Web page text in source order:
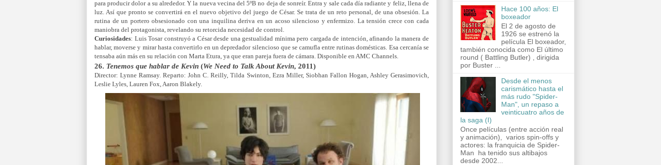
para producir dolor a su alrededor. Y la nueva vecina del 5ºB no deja de sonreír. Entra y sale cada día radiante y feliz, llena de
luz. Así que pronto se convertirá en el nuevo objetivo del juego de César. Se trata de un reto personal, de una obsesión. La
rutina de un portero obsesionado con una inquilina deriva en un acoso silencioso y enfermizo. La tensión crece con cada
maniobra del protagonista, revelando su retorcida necesidad de control.
Curiosidades: Luis Tosar construyó a César desde una gestualidad mínima pero cargada de intención, afinando la manera de
hablar, moverse y mirar hasta convertirlo en un depredador silencioso que se camufla entre rutinas domésticas. Esa cercanía se
tensaba aún más en su relación con Marta Etura, ya que eran pareja fuera de cámara. Disponible en AMC Channels.
26. Tenemos que hablar de Kevin (We Need to Talk About Kevin, 2011)
Director: Lynne Ramsay. Reparto: John C. Reilly, Tilda Swinton, Ezra Miller, Siobhan Fallon Hogan, Ashley Gerasimovich,
Leslie Lyles, Lauren Fox, Aaron Blakely.
Hace 100 años: El
boxeador
El 2 de agosto de
1926 se estrenó la
película El boxeador,
también conocida como El último
round ( Battling Butler) , dirigida
por Buster ...
Desde el menos
carismático hasta el
más rudo "Spider-
Man", un repaso a
veinticuatro años de
la saga (I)
Once películas (entre acción real
y animación), varios spin-offs y
actores: la franquicia de Spider-
Man ha tenido sus altibajos
desde 2002...